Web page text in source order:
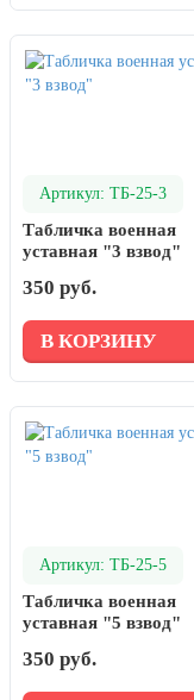
Артикул: ТБ-25-3
Табличка военная
уставная "3 взвод"
350 руб.
В КОРЗИНУ
Артикул: ТБ-25-5
Табличка военная
уставная "5 взвод"
350 руб.